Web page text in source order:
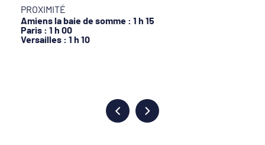
PROXIMITÉ
Amiens la baie de somme : 1 h 15
Paris : 1 h 00
Versailles : 1 h 10